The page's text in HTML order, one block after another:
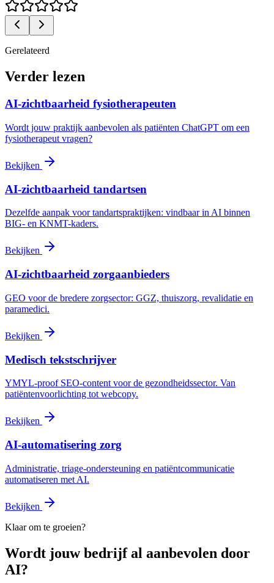
Gerelateerd
Verder lezen
AI-zichtbaarheid fysiotherapeuten
Wordt jouw praktijk aanbevolen als patiënten ChatGPT om een
fysiotherapeut vragen?
Bekijken
AI-zichtbaarheid tandartsen
Dezelfde aanpak voor tandartspraktijken: vindbaar in AI binnen
BIG- en KNMT-kaders.
Bekijken
AI-zichtbaarheid zorgaanbieders
GEO voor de bredere zorgsector: GGZ, thuiszorg, revalidatie en
paramedici.
Bekijken
Medisch tekstschrijver
YMYL-proof SEO-content voor de gezondheidssector. Van
patiëntenvoorlichting tot webcopy.
Bekijken
AI-automatisering zorg
Administratie, triage-ondersteuning en patiëntcommunicatie
automatiseren met AI.
Bekijken
Klaar om te groeien?
Wordt jouw bedrijf al aanbevolen door
AI?